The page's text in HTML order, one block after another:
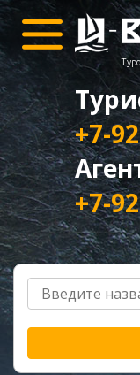
+7-
+7-